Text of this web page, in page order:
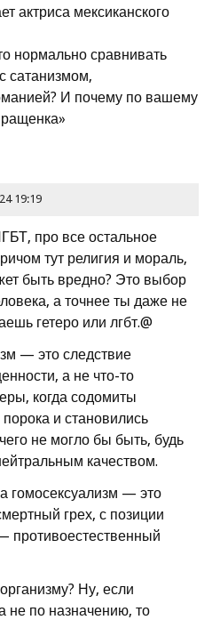
актриса мексиканского
нормально сравнивать
сатанизмом,
И почему по вашему
19:19
про все остальное
тут религия и мораль,
быть вредно? Это выбор
а точнее ты даже не
гетеро или лгбт.@
— это следствие
а не что-то
когда содомиты
и становились
не могло бы быть, будь
качеством.
гомосексуализм — это
грех, с позиции
противоестественный
Ну, если
не по назначению, то